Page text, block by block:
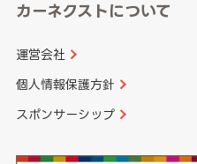
カーネクストについて
運営会社
個人情報保護方針
スポンサーシップ